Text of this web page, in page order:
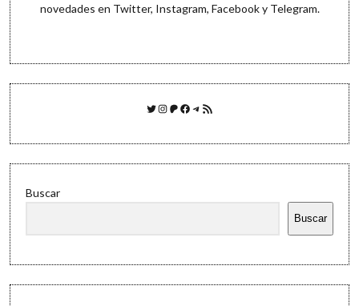
novedades en Twitter, Instagram, Facebooky Telegram.
Twitter
Instagram
Patreon
Facebook
Telegram
Feed RSS
Buscar
Buscar